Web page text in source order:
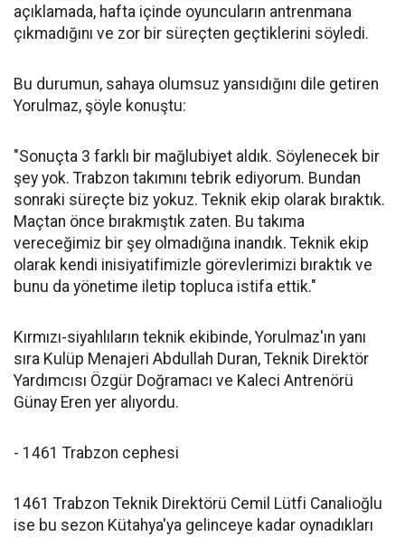
açıklamada, hafta içinde oyuncuların antrenmana
çıkmadığını ve zor bir süreçten geçtiklerini söyledi.
Bu durumun, sahaya olumsuz yansıdığını dile getiren
Yorulmaz, şöyle konuştu:
"Sonuçta 3 farklı bir mağlubiyet aldık. Söylenecek bir
şey yok. Trabzon takımını tebrik ediyorum. Bundan
sonraki süreçte biz yokuz. Teknik ekip olarak bıraktık.
Maçtan önce bırakmıştık zaten. Bu takıma
vereceğimiz bir şey olmadığına inandık. Teknik ekip
olarak kendi inisiyatifimizle görevlerimizi bıraktık ve
bunu da yönetime iletip topluca istifa ettik."
Kırmızı-siyahlıların teknik ekibinde, Yorulmaz'ın yanı
sıra Kulüp Menajeri Abdullah Duran, Teknik Direktör
Yardımcısı Özgür Doğramacı ve Kaleci Antrenörü
Günay Eren yer alıyordu.
- 1461 Trabzon cephesi
1461 Trabzon Teknik Direktörü Cemil Lütfi Canalioğlu
ise bu sezon Kütahya'ya gelinceye kadar oynadıkları